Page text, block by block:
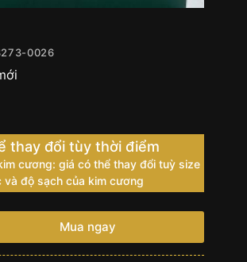
0026
thay đổi tùy thời điểm
cương: giá có thể thay đổi tuỳ size
và độ sạch của kim cương
Mua ngay